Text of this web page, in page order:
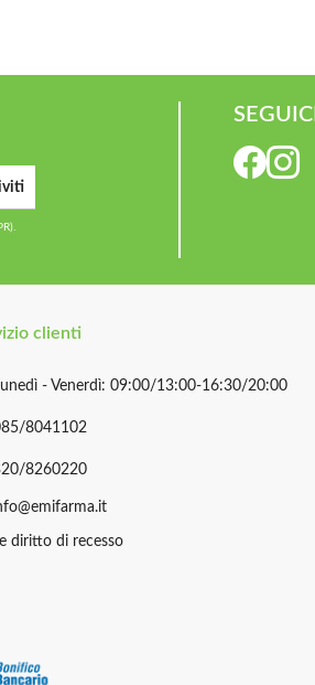
clienti
- Venerdì: 09:00/13:00-16:30/20:00
8041102
8260220
e diritto di recesso